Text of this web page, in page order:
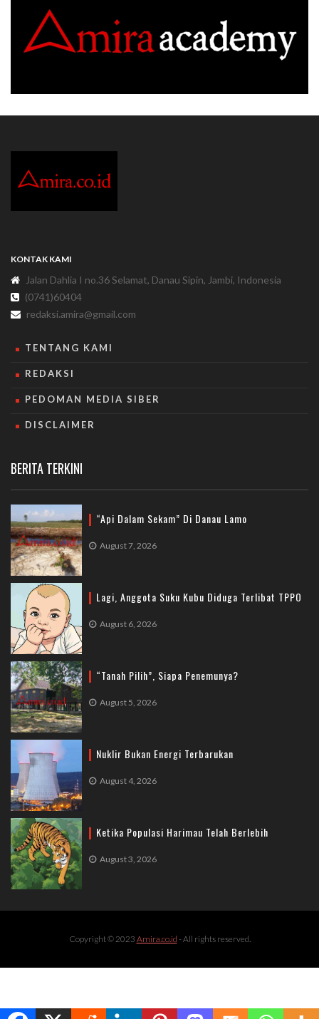
KONTAK KAMI
Jalan Dahlia I no.36 Selamat, Danau Sipin, Jambi, Indonesia
(0741)60404
redaksi.amira@gmail.com
TENTANG KAMI
REDAKSI
PEDOMAN MEDIA SIBER
DISCLAIMER
BERITA TERKINI
“Api Dalam Sekam” Di Danau Lamo
August 7, 2026
Lagi, Anggota Suku Kubu Diduga Terlibat TPPO
August 6, 2026
“Tanah Pilih”, Siapa Penemunya?
August 5, 2026
Nuklir Bukan Energi Terbarukan
August 4, 2026
Ketika Populasi Harimau Telah Berlebih
August 3, 2026
Copyright © 2023 Amira.co.id - All rights reserved.